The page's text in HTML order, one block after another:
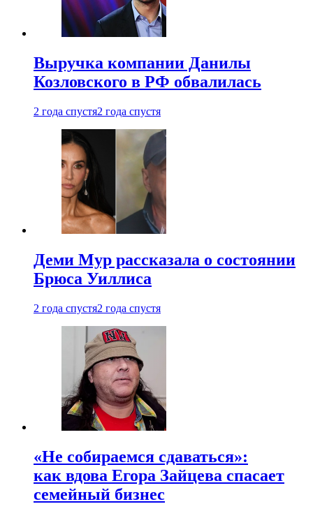
Выручка компании Данилы
Козловского в РФ обвалилась
2 года спустя2 года спустя
Деми Мур рассказала о состоянии
Брюса Уиллиса
2 года спустя2 года спустя
«Не собираемся сдаваться»:
как вдова Егора Зайцева спасает
семейный бизнес